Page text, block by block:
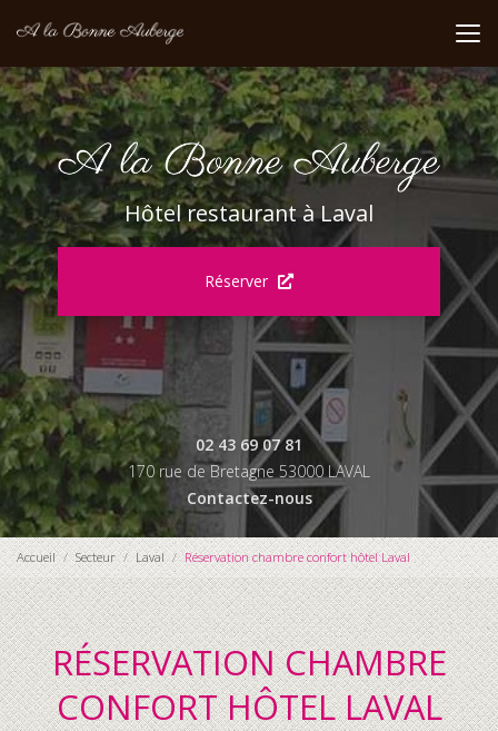
au
principal
Hôtel restaurant à Laval
Réserver
02 43 69 07 81
170 rue de Bretagne 53000 LAVAL
Contactez-nous
Accueil Secteur Laval Réservation chambre confort hôtel Laval
RÉSERVATION CHAMBRE
CONFORT HÔTEL LAVAL